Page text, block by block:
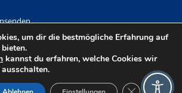
Kanal mastodon
hettler fdi-mediendienst|Datenschutz |
um dir die bestmögliche Erfahrung auf
kannst du erfahren, welche Cookies wir
GDPR